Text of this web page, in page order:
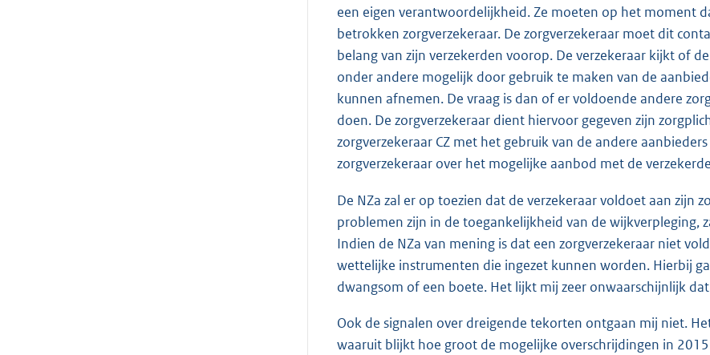
een eigen verantwoordelijkheid. Ze moeten op het moment
betrokken zorgverzekeraar. De zorgverzekeraar moet dit
belang van zijn verzekerden voorop. De verzekeraar kijkt of
onder andere mogelijk door gebruik te maken van de
kunnen afnemen. De vraag is dan of er voldoende andere
doen. De zorgverzekeraar dient hiervoor gegeven zijn
zorgverzekeraar CZ met het gebruik van de andere
zorgverzekeraar over het mogelijke aanbod met de
De NZa zal er op toezien dat de verzekeraar voldoet aan zijn
problemen zijn in de toegankelijkheid van de wijkverpleging,
Indien de NZa van mening is dat een zorgverzekeraar niet
wettelijke instrumenten die ingezet kunnen worden. Hierbij
dwangsom of een boete. Het lijkt mij zeer onwaarschijnlijk
Ook de signalen over dreigende tekorten ontgaan mij niet.
waaruit blijkt hoe groot de mogelijke overschrijdingen in